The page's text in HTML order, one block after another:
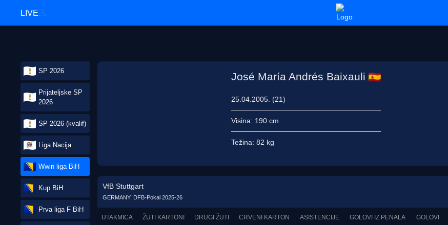
LIVE
SP 2026
Prijateljske SP
2026
SP 2026 (kvalif)
Liga Nacija
Wwin liga BiH
Kup BiH
Prva liga F BiH
José María Andrés Baixauli
25.04.2005. (21)
Visina: 190 cm
Težina: 82 kg
VfB Stuttgart
GERMANY: DFB-Pokal 2025-26
UTAKMICA ŽUTI KARTONI DRUGI ŽUTI CRVENI KARTON ASISTENCIJE GOLOVI IZ PENALA GOLOVI